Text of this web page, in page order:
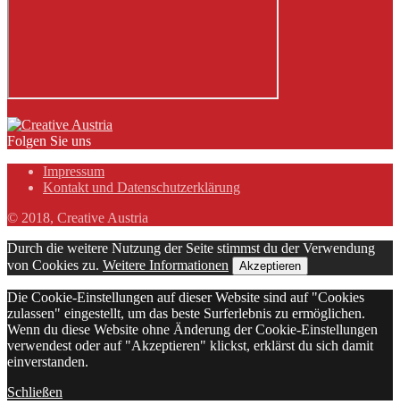
Folgen Sie uns
Impressum
Kontakt und Datenschutzerklärung
© 2018, Creative Austria
Durch die weitere Nutzung der Seite stimmst du der Verwendung
von Cookies zu. Weitere Informationen Akzeptieren
Die Cookie-Einstellungen auf dieser Website sind auf "Cookies
zulassen" eingestellt, um das beste Surferlebnis zu ermöglichen.
Wenn du diese Website ohne Änderung der Cookie-Einstellungen
verwendest oder auf "Akzeptieren" klickst, erklärst du sich damit
einverstanden.
Schließen